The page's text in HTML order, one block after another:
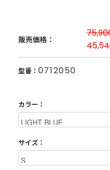
販売価格：
型番： 0712050
カラー：
サイズ：